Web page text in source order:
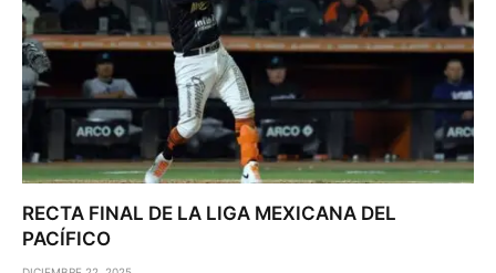
RECTA FINAL DE LA LIGA MEXICANA DEL
PACÍFICO